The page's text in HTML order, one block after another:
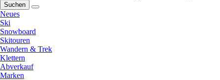
Suchen
Neues
Ski
Snowboard
Skitouren
Wandern & Trek
Klettern
Abverkauf
Marken